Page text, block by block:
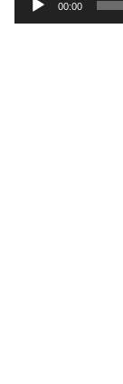
声
00:00